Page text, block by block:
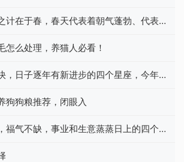
计在于春，春天代表着朝气蓬勃、代表着
怎么处理，养猫人必看！
，日子逐年有新进步的四个星座，今年更
狗狗粮推荐，闭眼入
福气不缺，事业和生意蒸蒸日上的四个星